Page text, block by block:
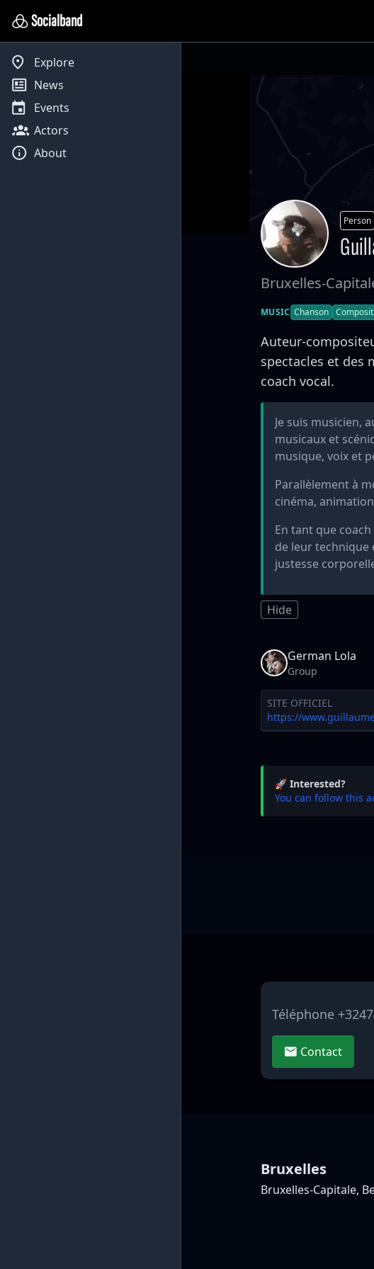
Socialband
Explore
News
Events
Actors
About
Person
Bruxelles-
MUSIC Chanson
Auteur-
spectacles et des
coach vocal.
Je suis musicien,
musicaux et
musique, voix et
Parallèlement à
cinéma,
En tant que
de leur technique
justesse
Hide
German Lola
Group
SITE OFFICIEL
https://
🚀 Interested?
You can follow this
Téléphone
Contact
Bruxelles
Bruxelles-Capitale,